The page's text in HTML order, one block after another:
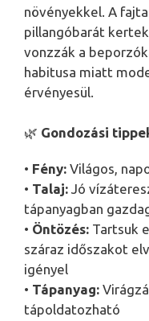
növényekkel. A
pillangóbarát
vonzzák a
habitusa miatt
érvényesül.
🌿 Gondozási
• Fény: Világos,
• Talaj: Jó
tápanyagban
• Öntözés: Tartsuk
száraz időszakot
igényel
• Tápanyag:
tápoldatozható